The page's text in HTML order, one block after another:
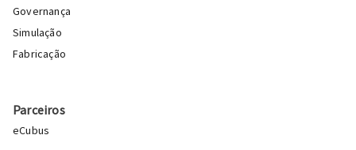
Governança
Simulação
Fabricação
Parceiros
eCubus